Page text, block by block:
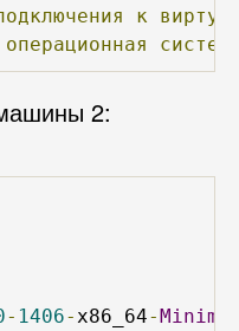
к
операционная
2:
- 1406- x86_64-